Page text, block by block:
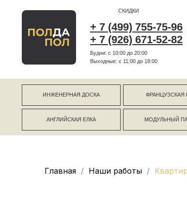
+ 7 (499) 755-75-96
+ 7 (926) 671-52-82
СКИДКИ ШОУ-
Будни: с 10:00 до 20:00
Выходные: c 11:00 до 18:00
ИНЖЕНЕРНАЯ ДОСКА
АНГЛИЙСКАЯ ЕЛКА
ФРАНЦУЗСКАЯ ЕЛКА
МОДУЛЬНЫЙ ПАРКЕТ
Главная Наши работы